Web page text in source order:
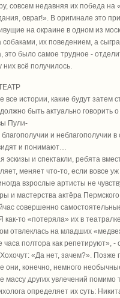
совсем недавняя их победа
овраг!». В оригинале это
на окраине в одном из
собаками, их поведением, а
это было самое трудное -
них всё получилось.
все истории, какие будут затем
быть актуально
Пули-
и неблагополучии
и понимают…
эскизы и спектакли, ребята
меняет что-то, если вовсе
взрослые артисты не
и мастерства актёра
совершенно
как-то «потеряла» их в
отвлеклась на младших
часа полтора как репетируют»,
«Да нет, зачем?».
они, конечно, немного
других увлечений помимо
определяет их суть: